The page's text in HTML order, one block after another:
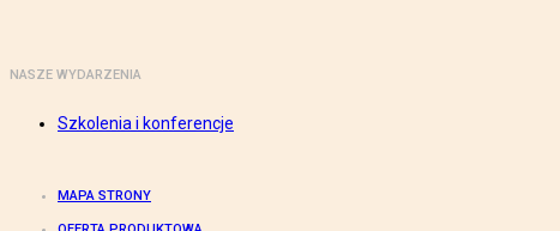
NASZE WYDARZENIA
Szkolenia i konferencje
MAPA STRONY